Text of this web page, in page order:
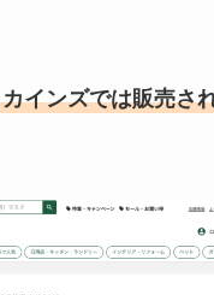
カインズでは販売さ